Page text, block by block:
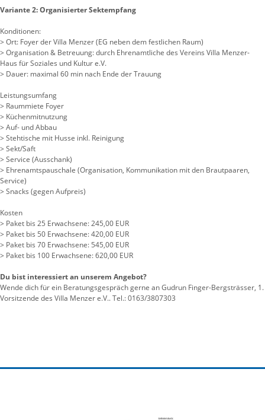
Variante 2: Organisierter Sektempfang
Konditionen:
> Ort: Foyer der Villa Menzer (EG neben dem festlichen Raum)
> Organisation & Betreuung: durch Ehrenamtliche des Vereins Villa Menzer-
Haus für Soziales und Kultur e.V.
> Dauer: maximal 60 min nach Ende der Trauung
Leistungsumfang
> Raummiete Foyer
> Küchenmitnutzung
> Auf- und Abbau
> Stehtische mit Husse inkl. Reinigung
> Sekt/Saft
> Service (Ausschank)
> Ehrenamtspauschale (Organisation, Kommunikation mit den Brautpaaren,
Service)
> Snacks (gegen Aufpreis)
Kosten
> Paket bis 25 Erwachsene: 245,00 EUR
> Paket bis 50 Erwachsene: 420,00 EUR
> Paket bis 70 Erwachsene: 545,00 EUR
> Paket bis 100 Erwachsene: 620,00 EUR
Du bist interessiert an unserem Angebot?
Wende dich für ein Beratungsgespräch gerne an Gudrun Finger-Bergsträsser, 1.
Vorsitzende des Villa Menzer e.V.. Tel.: 0163/3807303